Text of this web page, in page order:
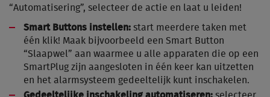
“Automatisering”, selecteer de actie en laat u leiden!
Smart Buttons instellen: start meerdere taken met
één klik! Maak bijvoorbeeld een Smart Button
“Slaapwel” aan waarmee u alle apparaten die op een
SmartPlug zijn aangesloten in één keer kan uitzetten
en het alarmsysteem gedeeltelijk kunt inschakelen.